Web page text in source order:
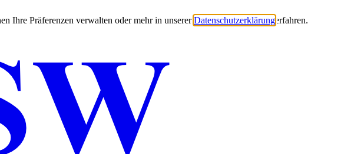
Ihre Präferenzen verwalten oder mehr in unserer Datenschutzerklärungerfahren.